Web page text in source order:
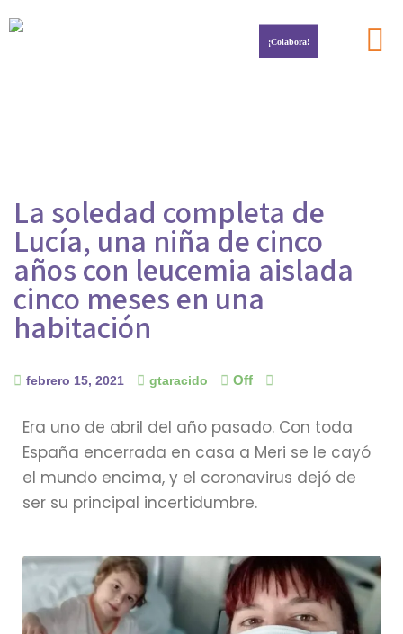
¡Colabora!
La soledad completa de
Lucía, una niña de cinco
años con leucemia aislada
cinco meses en una
habitación
febrero 15, 2021 gtaracido Off
Era uno de abril del año pasado. Con toda
España encerrada en casa a Meri se le cayó
el mundo encima, y el coronavirus dejó de
ser su principal incertidumbre.